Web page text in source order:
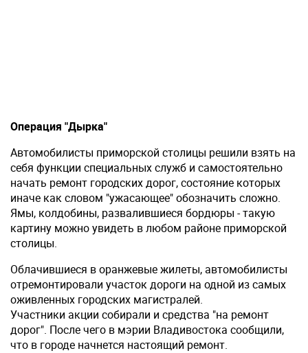
Операция "Дырка"
Автомобилисты приморской столицы решили взять на
себя функции специальных служб и самостоятельно
начать ремонт городских дорог, состояние которых
иначе как словом "ужасающее" обозначить сложно.
Ямы, колдобины, развалившиеся бордюры - такую
картину можно увидеть в любом районе приморской
столицы.
Облачившиеся в оранжевые жилеты, автомобилисты
отремонтировали участок дороги на одной из самых
оживленных городских магистралей.
Участники акции собирали и средства "на ремонт
дорог". После чего в мэрии Владивостока сообщили,
что в городе начнется настоящий ремонт.